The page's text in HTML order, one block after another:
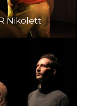
Nikolett